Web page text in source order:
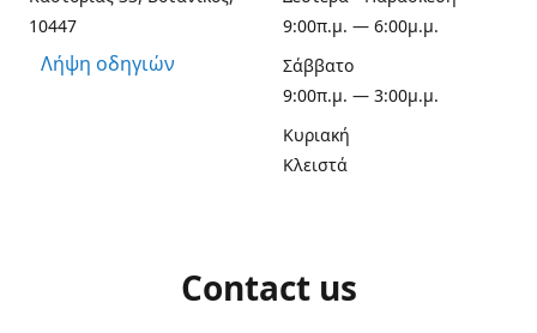
10447
Λήψη οδηγιών
9:00π.μ. — 6:00μ.μ.
Σάββατο
9:00π.μ. — 3:00μ.μ.
Κυριακή
Κλειστά
Contact us